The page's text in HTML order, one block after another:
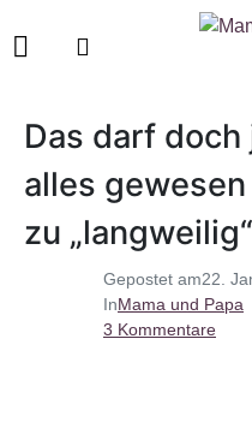
Gepostet am22.
InMama und Papa
3 Kommentare
Das darf
alles
zu